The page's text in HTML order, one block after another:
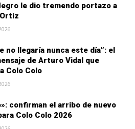
le dio tremendo portazo a
no llegaría nunca este día”: el
de Arturo Vidal que
Colo Colo
confirman el arribo de nuevo
Colo Colo 2026